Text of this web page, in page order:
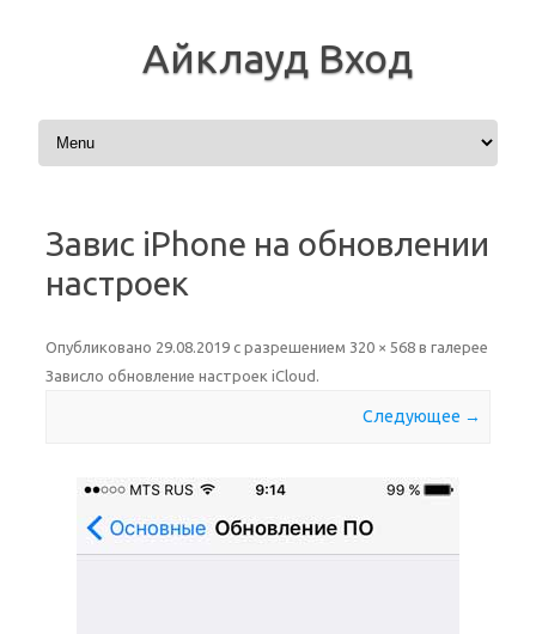
Айклауд Вход
Перейти к содержимому
Завис iPhone на обновлении
настроек
Опубликовано 29.08.2019 с разрешением 320 × 568 в галерее
Зависло обновление настроек iCloud .
Следующее →